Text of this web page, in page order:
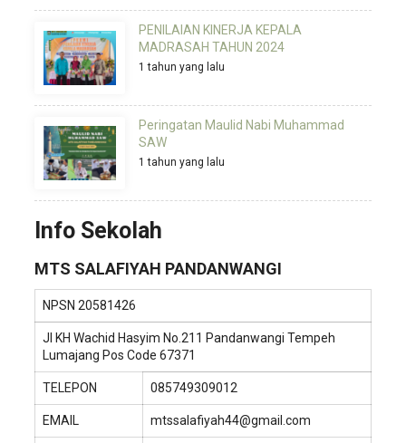
PENILAIAN KINERJA KEPALA
MADRASAH TAHUN 2024
1 tahun yang lalu
Peringatan Maulid Nabi Muhammad
SAW
1 tahun yang lalu
Info Sekolah
MTS SALAFIYAH PANDANWANGI
NPSN 20581426
Jl KH Wachid Hasyim No.211 Pandanwangi Tempeh
Lumajang Pos Code 67371
TELEPON 085749309012
EMAIL mtssalafiyah44@gmail.com